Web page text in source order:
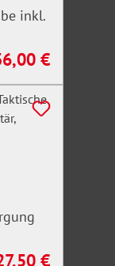
zum
inkl.
Preis:
€
Preis:
€